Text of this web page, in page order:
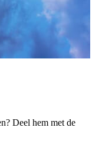
Deel hem met de